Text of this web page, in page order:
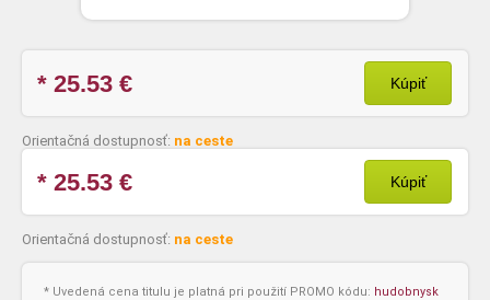
* 25.53 € Kúpiť
Orientačná dostupnosť: na ceste
* 25.53 € Kúpiť
Orientačná dostupnosť: na ceste
* Uvedená cena titulu je platná pri použití PROMO kódu: hudobnysk